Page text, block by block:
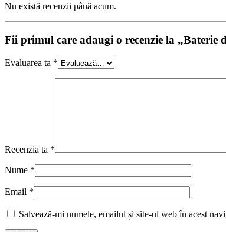
Nu există recenzii până acum.
Fii primul care adaugi o recenzie la „Baterie
Evaluarea ta *
Recenzia ta *
Nume *
Email *
Salvează-mi numele, emailul și site-ul web în acest